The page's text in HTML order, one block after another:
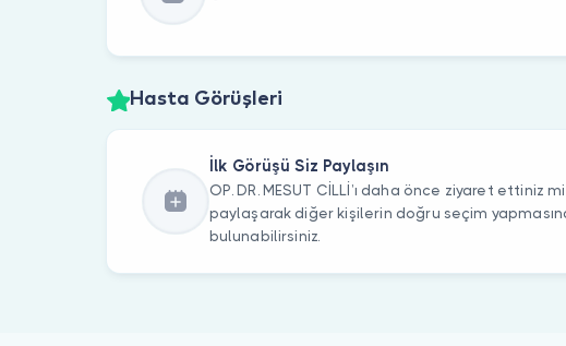
Hasta Görüşleri
İlk Görüşü Siz Paylaşın
OP. DR. MESUT CİLLİ’ı daha önce ziyaret ettiniz
paylaşarak diğer kişilerin doğru seçim
bulunabilirsiniz.